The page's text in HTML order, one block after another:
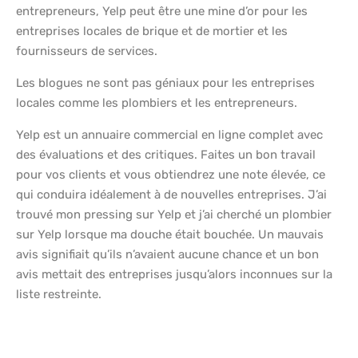
entrepreneurs, Yelp peut être une mine d’or pour les
entreprises locales de brique et de mortier et les
fournisseurs de services.
Les blogues ne sont pas géniaux pour les entreprises
locales comme les plombiers et les entrepreneurs.
Yelp est un annuaire commercial en ligne complet avec
des évaluations et des critiques. Faites un bon travail
pour vos clients et vous obtiendrez une note élevée, ce
qui conduira idéalement à de nouvelles entreprises. J’ai
trouvé mon pressing sur Yelp et j’ai cherché un plombier
sur Yelp lorsque ma douche était bouchée. Un mauvais
avis signifiait qu’ils n’avaient aucune chance et un bon
avis mettait des entreprises jusqu’alors inconnues sur la
liste restreinte.